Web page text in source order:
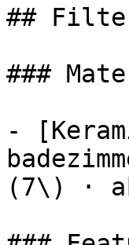
##
###
-
(7\) ·